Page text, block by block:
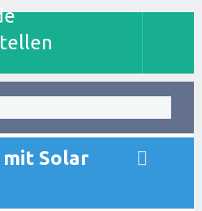
mit Solar